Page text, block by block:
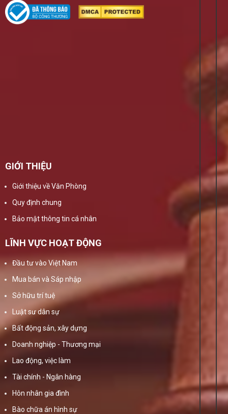
GIỚI THIỆU
Giới thiệu về Văn Phòng
Quy định chung
Bảo mật thông tin cá nhân
LĨNH VỰC HOẠT ĐỘNG
Đầu tư vào Việt Nam
Mua bán và Sáp nhập
Sở hữu trí tuệ
Luật sư dân sự
Bất động sản, xây dựng
Doanh nghiệp - Thương mại
Lao động, việc làm
Tài chính - Ngân hàng
Hôn nhân gia đình
Bào chữa án hình sự